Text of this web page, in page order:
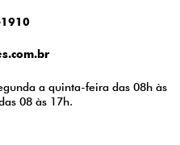
a quinta-feira das 08h às
08 às 17h.